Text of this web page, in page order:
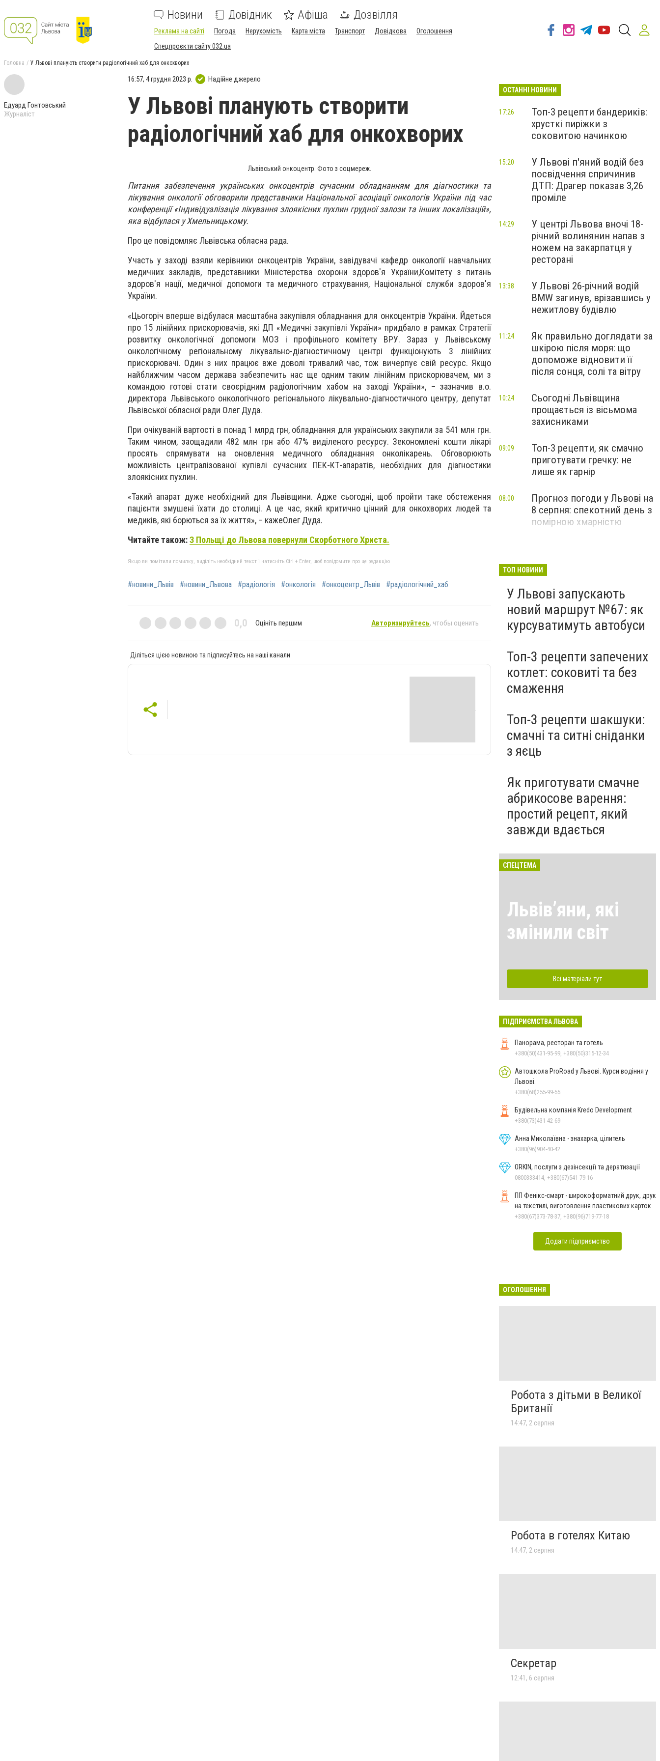
Новини Довідник Афіша Дозвілля
Реклама на сайті Погода Нерухомість Карта міста Транспорт Довідкова
Оголошення
Спецпроєкти сайту 032.ua
Головна У Львові планують створити радіологічний хаб для онкохворих
Едуард Гонтовський
Журналіст
16:57, 4 грудня 2023 р. Надійне джерело
У Львові планують створити
радіологічний хаб для онкохворих
Львівський онкоцентр. Фото з соцмереж.
Питання забезпечення українських онкоцентрів сучасним обладнанням для діагностики та
лікування онкології обговорили представники Національної асоціації онкологів України під час
конференції «Індивідуалізація лікування злоякісних пухлин грудної залози та інших локалізацій»,
яка відбулася у Хмельницькому.
Про це повідомляє Львівська обласна рада.
Участь у заході взяли керівники онкоцентрів України, завідувачі кафедр онкології навчальних
медичних закладів, представники Міністерства охорони здоров'я України,Комітету з питань
здоров'я нації, медичної допомоги та медичного страхування, Національної служби здоров'я
України.
«Цьогоріч вперше відбулася масштабна закупівля обладнання для онкоцентрів України. Йдеться
про 15 лінійних прискорювачів, які ДП «Медичні закупівлі України» придбало в рамках Стратегії
розвитку онкологічної допомоги МОЗ і профільного комітету ВРУ. Зараз у Львівському
онкологічному регіональному лікувально-діагностичному центрі функціонують 3 лінійних
прискорювачі. Один з них працює вже доволі тривалий час, тож вичерпує свій ресурс. Якщо
найближчим часом держава забезпечить нас ще одним таким лінійним прискорювачем, ми з
командою готові стати своєрідним радіологічним хабом на заході України», – зазначив в.о.
директора Львівського онкологічного регіонального лікувально-діагностичного центру, депутат
Львівської обласної ради Олег Дуда.
При очікуваній вартості в понад 1 млрд грн, обладнання для українських закупили за 541 млн грн.
Таким чином, заощадили 482 млн грн або 47% виділеного ресурсу. Зекономлені кошти лікарі
просять спрямувати на оновлення медичного обладнання онколікарень. Обговорюють
можливість централізованої купівлі сучасних ПЕК-КТ-апаратів, необхідних для діагностики
злоякісних пухлин.
«Такий апарат дуже необхідний для Львівщини. Адже сьогодні, щоб пройти таке обстеження
пацієнти змушені їхати до столиці. А це час, який критично цінний для онкохворих людей та
медиків, які борються за їх життя», – кажеОлег Дуда.
Читайте також:З Польщі до Львова повернули Скорботного Христа.
Якщо ви помітили помилку, виділіть необхідний текст і натисніть Ctrl + Enter, щоб повідомити про це редакцію
#новини_Львів #новини_Львова #радіологія #онкологія #онкоцентр_Львів #радіологічний_хаб
0,0 Оцініть першим Авторизируйтесь, чтобы оценить
Діліться цією новиною та підписуйтесь на наші канали
ОСТАННІ НОВИНИ
Топ-3 рецепти бандериків:
хрусткі пиріжки з
соковитою начинкою
17:26
У Львові п'яний водій без
посвідчення спричинив
ДТП: Драгер показав 3,26
проміле
15:20
У центрі Львова вночі 18-
річний волинянин напав з
ножем на закарпатця у
ресторані
14:29
У Львові 26-річний водій
BMW загинув, врізавшись у
нежитлову будівлю
13:38
Як правильно доглядати за
шкірою після моря: що
допоможе відновити її
після сонця, солі та вітру
11:24
Сьогодні Львівщина
прощається із вісьмома
захисниками
10:24
Топ-3 рецепти, як смачно
приготувати гречку: не
лише як гарнір
09:09
Прогноз погоди у Львові на
8 серпня: спекотний день з
помірною хмарністю
08:00
ТОП НОВИНИ
У Львові запускають
новий маршрут №67: як
курсуватимуть автобуси
Топ-3 рецепти запечених
котлет: соковиті та без
смаження
Топ-3 рецепти шакшуки:
смачні та ситні сніданки
з яєць
Як приготувати смачне
абрикосове варення:
простий рецепт, який
завжди вдається
СПЕЦТЕМА
Львівʼяни, які
змінили світ
Всі матеріали тут
ПІДПРИЄМСТВА ЛЬВОВА
Панорама, ресторан та готель
+380(50)431-95-99, +380(50)315-12-34
Автошкола ProRoad у Львові. Курси водіння у
Львові.
+380(68)255-99-55
Будівельна компанія Kredo Development
+380(73)431-42-69
Анна Миколаївна - знахарка, цілитель
+380(96)904-40-42
ORKIN, послуги з дезінсекції та дератизації
0800333414, +380(67)541-79-16
ПП Фенікс-смарт - широкоформатний друк, друк
на текстилі, виготовлення пластикових карток
+380(67)373-78-37, +380(96)719-77-18
Додати підприємство
ОГОЛОШЕННЯ
Робота з дітьми в Великої
Британії
14:47, 2 серпня
Робота в готелях Китаю
14:47, 2 серпня
Секретар
12:41, 6 серпня